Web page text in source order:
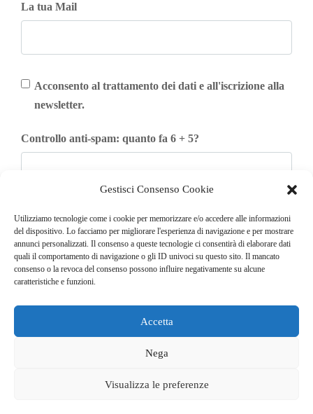
Gestisci Consenso Cookie
Utilizziamo tecnologie come i cookie per memorizzare e/o accedere alle informazioni
del dispositivo. Lo facciamo per migliorare l'esperienza di navigazione e per mostrare
annunci personalizzati. Il consenso a queste tecnologie ci consentirà di elaborare dati
quali il comportamento di navigazione o gli ID univoci su questo sito. Il mancato
consenso o la revoca del consenso possono influire negativamente su alcune
caratteristiche e funzioni.
Accetta
Nega
Visualizza le preferenze
La tua Mail
Acconsento al trattamento dei dati e all'iscrizione alla
newsletter.
Controllo anti-spam: quanto fa 6 + 5?
Iscriviti